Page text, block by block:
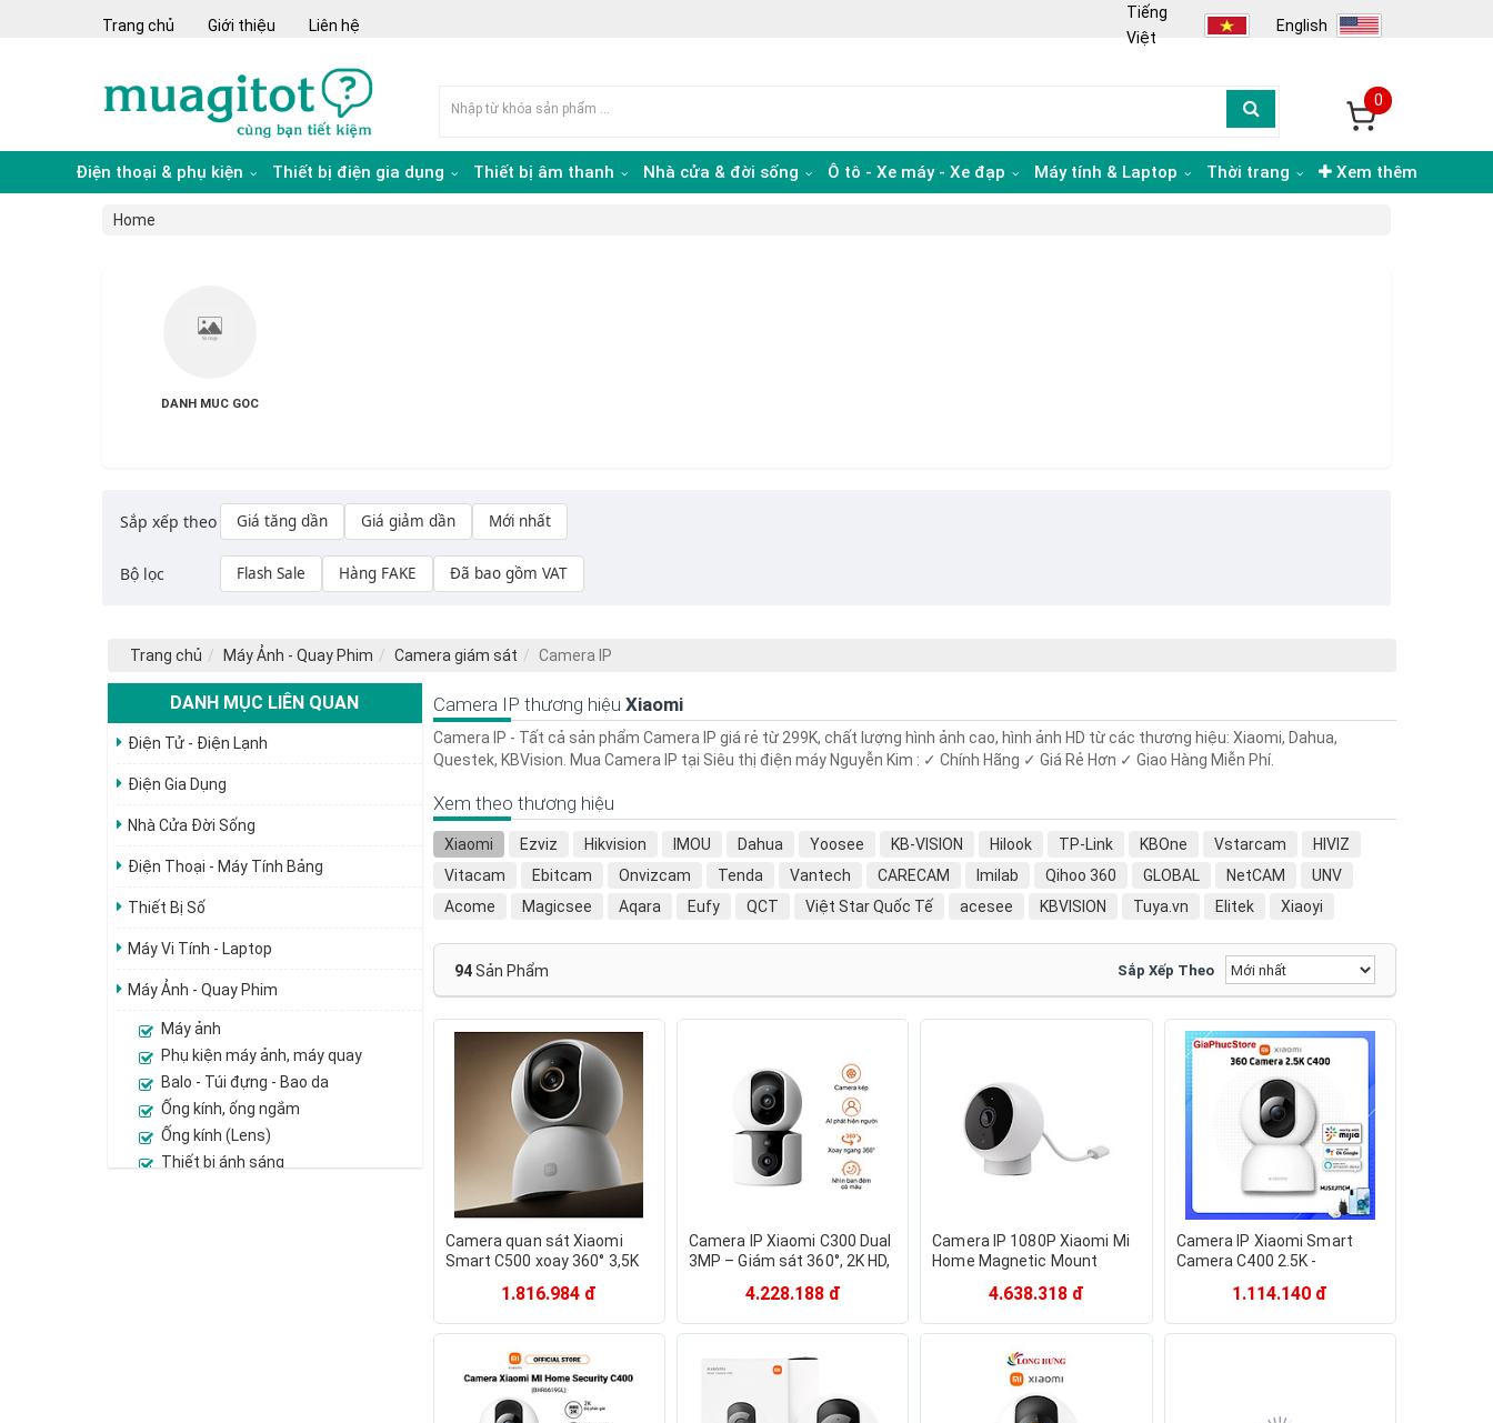
Trang chủ Giới thiệu Liên hệ
Tiếng
Việt
English
0
Điện thoại & phụ kiện Thiết bị điện gia dụng Thiết bị âm thanh Nhà cửa & đời sống Ô tô - Xe máy - Xe đạp Máy tính & Laptop Thời trang Xem thêm
Home
DANH MUC GOC
Sắp xếp theo Giá tăng dần Giá giảm dần Mới nhất
Bộ lọc Flash Sale Hàng FAKE Đã bao gồm VAT
Trang chủ Máy Ảnh - Quay Phim Camera giám sát Camera IP
DANH MỤC LIÊN QUAN
Điện Tử - Điện Lạnh
Điện Gia Dụng
Nhà Cửa Đời Sống
Điện Thoại - Máy Tính Bảng
Thiết Bị Số
Máy Vi Tính - Laptop
Máy Ảnh - Quay Phim
Máy ảnh
Phụ kiện máy ảnh, máy quay
Balo - Túi đựng - Bao da
Ống kính, ống ngắm
Ống kính (Lens)
Thiết bị ánh sáng
Camera IP thương hiệu Xiaomi
Camera IP - Tất cả sản phẩm Camera IP giá rẻ từ 299K, chất lượng hình ảnh cao, hình ảnh HD từ các thương hiệu: Xiaomi, Dahua,
Questek, KBVision. Mua Camera IP tại Siêu thị điện máy Nguyễn Kim : ✓ Chính Hãng ✓ Giá Rẻ Hơn ✓ Giao Hàng Miễn Phí.
Xem theo thương hiệu
Xiaomi Ezviz Hikvision IMOU Dahua Yoosee KB-VISION Hilook TP-Link KBOne Vstarcam
HIVIZ
Vitacam
Ebitcam Onvizcam Tenda Vantech CARECAM Imilab Qihoo 360 GLOBAL NetCAM
UNV
Acome
Magicsee Aqara Eufy QCT Việt Star Quốc Tế acesee KBVISION Tuya.vn Elitek
Xiaoyi
VICAM
FOFU
94Sản Phẩm Sắp Xếp Theo
Camera quan sát Xiaomi
Smart C500 xoay 360° 3,5K
GiaPhucStore | Hàng Chính
Hãng
1.816.984 đ
Camera IP Xiaomi C300 Dual
3MP – Giám sát 360°, 2K HD,
GiaPhucStore | Hàng Chính
Hãng
4.228.188 đ
Camera IP 1080P Xiaomi Mi
Home Magnetic Mount
Chính Hãng4.638.318 đ
Camera IP Xiaomi Smart
Camera C400 2.5K -
1.114.140 đ